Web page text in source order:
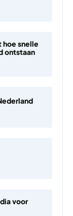
snelle
ontstaan
voor